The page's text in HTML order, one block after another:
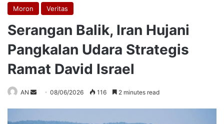
Moron Veritas
Serangan Balik, Iran Hujani
Pangkalan Udara Strategis
Ramat David Israel
AN
Send08/06/2026 116 2 minutes read